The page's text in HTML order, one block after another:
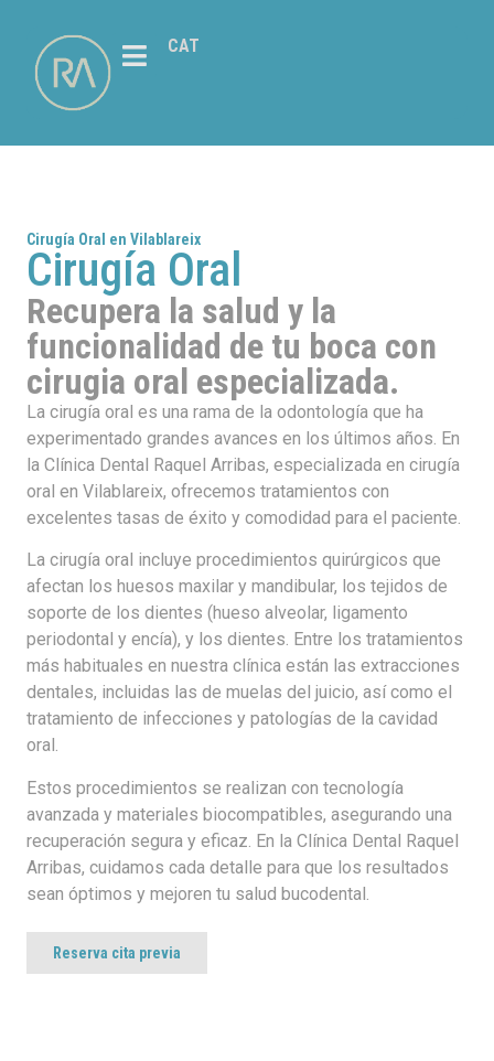
CAT
Cirugía Oral en Vilablareix
Cirugía Oral
Recupera la salud y la
funcionalidad de tu boca con
cirugia oral especializada.
La cirugía oral es una rama de la odontología que ha
experimentado grandes avances en los últimos años. En
la Clínica Dental Raquel Arribas, especializada en cirugía
oral en Vilablareix, ofrecemos tratamientos con
excelentes tasas de éxito y comodidad para el paciente.
La cirugía oral incluye procedimientos quirúrgicos que
afectan los huesos maxilar y mandibular, los tejidos de
soporte de los dientes (hueso alveolar, ligamento
periodontal y encía), y los dientes. Entre los tratamientos
más habituales en nuestra clínica están las extracciones
dentales, incluidas las de muelas del juicio, así como el
tratamiento de infecciones y patologías de la cavidad
oral.
Estos procedimientos se realizan con tecnología
avanzada y materiales biocompatibles, asegurando una
recuperación segura y eficaz. En la Clínica Dental Raquel
Arribas, cuidamos cada detalle para que los resultados
sean óptimos y mejoren tu salud bucodental.
Reserva cita previa